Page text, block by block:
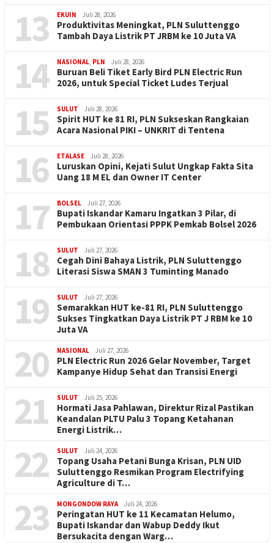
13 EKUIN Juli 28, 2026
Produktivitas Meningkat, PLN Suluttenggo
Tambah Daya Listrik PT JRBM ke 10 Juta VA
14 NASIONAL, PLN Juli 28, 2026
Buruan Beli Tiket Early Bird PLN Electric Run
2026, untuk Special Ticket Ludes Terjual
15 SULUT Juli 28, 2026
Spirit HUT ke 81 RI, PLN Sukseskan Rangkaian
Acara Nasional PIKI – UNKRIT di Tentena
16 ETALASE Juli 28, 2026
Luruskan Opini, Kejati Sulut Ungkap Fakta Sita
Uang 18 M EL dan Owner IT Center
17 BOLSEL Juli 27, 2026
Bupati Iskandar Kamaru Ingatkan 3 Pilar, di
Pembukaan Orientasi PPPK Pemkab Bolsel 2026
18 SULUT Juli 27, 2026
Cegah Dini Bahaya Listrik, PLN Suluttenggo
Literasi Siswa SMAN 3 Tuminting Manado
19 SULUT Juli 27, 2026
Semarakkan HUT ke-81 RI, PLN Suluttenggo
Sukses Tingkatkan Daya Listrik PT J RBM ke 10
Juta VA
20 NASIONAL Juli 27, 2026
PLN Electric Run 2026 Gelar November, Target
Kampanye Hidup Sehat dan Transisi Energi
21 SULUT Juli 25, 2026
Hormati Jasa Pahlawan, Direktur Rizal Pastikan
Keandalan PLTU Palu 3 Topang Ketahanan
Energi Listrik…
22 SULUT Juli 24, 2026
Topang Usaha Petani Bunga Krisan, PLN UID
Suluttenggo Resmikan Program Electrifying
Agriculture di T…
23 MONGONDOW RAYA Juli 24, 2026
Peringatan HUT ke 11 Kecamatan Helumo,
Bupati Iskandar dan Wabup Deddy Ikut
Bersukacita dengan Warg…